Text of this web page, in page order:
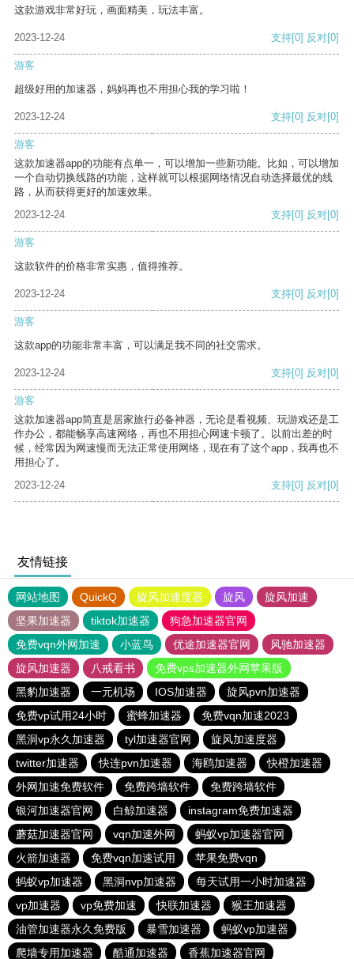
这款游戏非常好玩，画面精美，玩法丰富。
2023-12-24 支持[0] 反对[0]
游客
超级好用的加速器，妈妈再也不用担心我的学习啦！
2023-12-24 支持[0] 反对[0]
游客
这款加速器app的功能有点单一，可以增加一些新功能。比如，可以增加
一个自动切换线路的功能，这样就可以根据网络情况自动选择最优的线
路，从而获得更好的加速效果。
2023-12-24
支持[0] 反对[0]
游客
这款软件的价格非常实惠，值得推荐。
2023-12-24 支持[0] 反对[0]
游客
这款app的功能非常丰富，可以满足我不同的社交需求。
2023-12-24 支持[0] 反对[0]
游客
这款加速器app简直是居家旅行必备神器，无论是看视频、玩游戏还是工
作办公，都能畅享高速网络，再也不用担心网速卡顿了。以前出差的时
候，经常因为网速慢而无法正常使用网络，现在有了这个app，我再也不
用担心了。
2023-12-24
支持[0] 反对[0]
友情链接
网站地图 QuickQ 旋风加速度器 旋风
旋风加速
坚果加速器
tiktok加速器
狗急加速器官网
免费vqn外网加速
小蓝鸟 优途加速器官网
风驰加速器
旋风加速器
八戒看书
免费vps加速器外网苹果版
黑豹加速器
一元机场 IOS加速器
旋风pvn加速器
免费vp试用24小时
蜜蜂加速器
免费vqn加速2023
黑洞vp永久加速器
tyl加速器官网
旋风加速度器
twitter加速器
快连pvn加速器 海鸥加速器
快橙加速器
外网加速免费软件
免费跨墙软件
免费跨墙软件
银河加速器官网
白鲸加速器
instagram免费加速器
蘑菇加速器官网
vqn加速外网
蚂蚁vp加速器官网
火箭加速器
免费vqn加速试用
苹果免费vqn
蚂蚁vp加速器
黑洞nvp加速器
每天试用一小时加速器
vp加速器
vp免费加速 快联加速器
猴王加速器
油管加速器永久免费版
暴雪加速器
蚂蚁vp加速器
爬墙专用加速器
酷通加速器 香蕉加速器官网